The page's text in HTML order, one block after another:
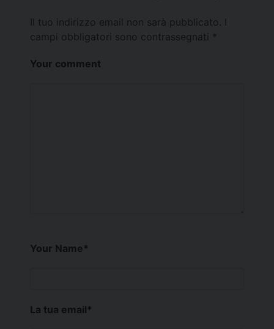
Il tuo indirizzo email non sarà pubblicato.
campi obbligatori sono contrassegnati *
Your comment
Your Name*
La tua email*